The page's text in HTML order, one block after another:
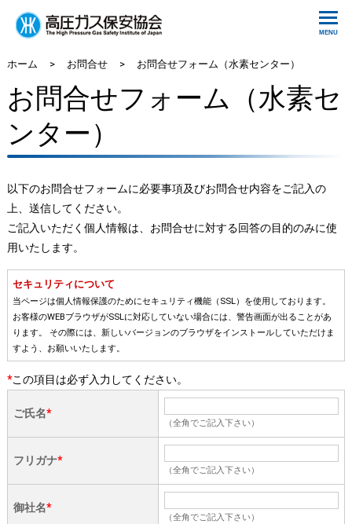
ホーム > お問合せ > お問合せフォーム（水素センター）
お問合せフォーム（水素セ
ンター）
以下のお問合せフォームに必要事項及びお問合せ内容をご記入の
上、送信してください。
ご記入いただく個人情報は、お問合せに対する回答の目的のみに使
用いたします。
セキュリティについて
当ページは個人情報保護のためにセキュリティ機能（SSL）を使用しております。
お客様のWEBブラウザがSSLに対応していない場合には、警告画面が出ることがあ
ります。 その際には、新しいバージョンのブラウザをインストールしていただけま
すよう、お願いいたします。
*この項目は必ず入力してください。
ご氏名*
（全角でご記入下さい）
フリガナ*
（全角でご記入下さい）
御社名*
（全角でご記入下さい）